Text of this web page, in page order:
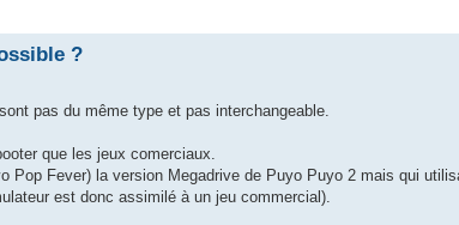
?
pas du même type et pas interchangeable.
que les jeux comerciaux.
Fever) la version Megadrive de Puyo Puyo 2 mais qui
est donc assimilé à un jeu commercial).